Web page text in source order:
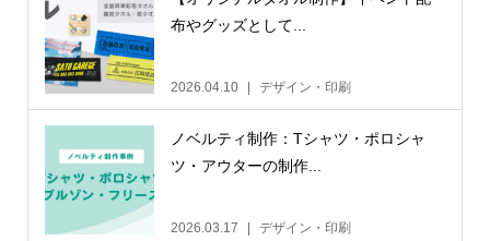
布やグッズとして...
2026.04.10 デザイン・印刷
ノベルティ制作：Tシャツ・ポロシャ
ツ・アウターの制作...
2026.03.17 デザイン・印刷